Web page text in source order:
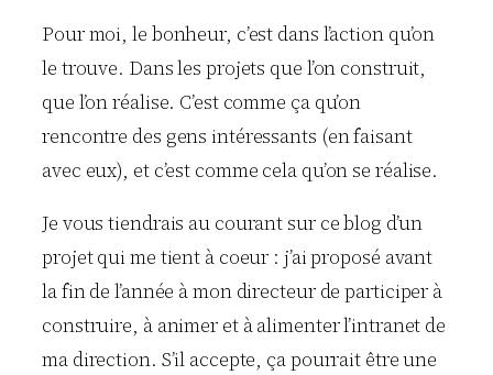
Pour moi, le bonheur, c’est dans l’action qu’on
le trouve. Dans les projets que l’on construit,
que l’on réalise. C’est comme ça qu’on
rencontre des gens intéressants (en faisant
avec eux), et c’est comme cela qu’on se réalise.
Je vous tiendrais au courant sur ce blog d’un
projet qui me tient à coeur : j’ai proposé avant
la fin de l’année à mon directeur de participer à
construire, à animer et à alimenter l’intranet de
ma direction. S’il accepte, ça pourrait être une